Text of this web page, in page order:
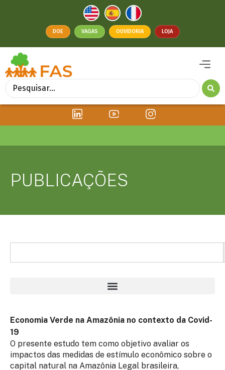
DOE VAGAS OUVIDORIA LOJA
PUBLICAÇÕES
Economia Verde na Amazônia no contexto da Covid-
19
O presente estudo tem como objetivo avaliar os
impactos das medidas de estímulo econômico sobre o
capital natural na Amazônia Legal brasileira,